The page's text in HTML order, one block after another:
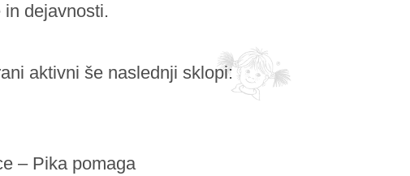
dejavnosti.
aktivni še naslednji sklopi:
– Pika pomaga